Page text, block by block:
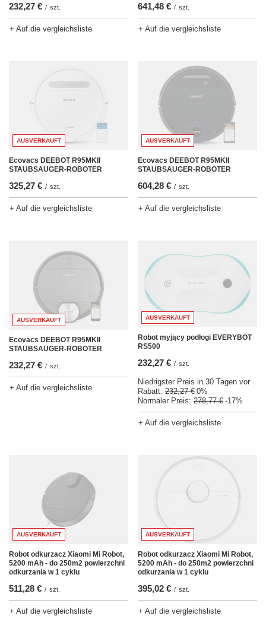
232,27 € / szt.
+ Auf die vergleichsliste
641,48 € / szt.
+ Auf die vergleichsliste
AUSVERKAUFT
Ecovacs DEEBOT R95MKII
STAUBSAUGER-ROBOTER
325,27 € / szt.
+ Auf die vergleichsliste
AUSVERKAUFT
Ecovacs DEEBOT R95MKII
STAUBSAUGER-ROBOTER
604,28 € / szt.
+ Auf die vergleichsliste
AUSVERKAUFT
Ecovacs DEEBOT R95MKII
STAUBSAUGER-ROBOTER
232,27 € / szt.
+ Auf die vergleichsliste
AUSVERKAUFT
Robot myjący podłogi EVERYBOT
RS500
232,27 € / szt.
Niedrigster Preis in 30 Tagen vor
Rabatt: 232,27 € 0%
Normaler Preis: 278,77 € -17%
+ Auf die vergleichsliste
AUSVERKAUFT
Robot odkurzacz Xiaomi Mi Robot,
5200 mAh - do 250m2 powierzchni
odkurzania w 1 cyklu
511,28 € / szt.
+ Auf die vergleichsliste
AUSVERKAUFT
Robot odkurzacz Xiaomi Mi Robot,
5200 mAh - do 250m2 powierzchni
odkurzania w 1 cyklu
395,02 € / szt.
+ Auf die vergleichsliste